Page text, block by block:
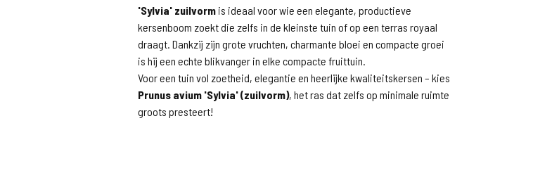
'Sylvia' zuilvorm is ideaal voor wie een elegante, productieve
kersenboom zoekt die zelfs in de kleinste tuin of op een terras royaal
draagt. Dankzij zijn grote vruchten, charmante bloei en compacte groei
is hij een echte blikvanger in elke compacte fruittuin.
Voor een tuin vol zoetheid, elegantie en heerlijke kwaliteitskersen – kies
Prunus avium 'Sylvia' (zuilvorm), het ras dat zelfs op minimale ruimte
groots presteert!